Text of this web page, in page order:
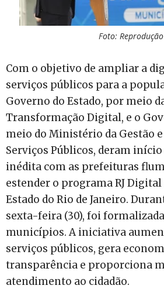
Foto: Reprodução
Com o objetivo de ampliar a
serviços públicos para a
Governo do Estado, por meio
Transformação Digital, e o
meio do Ministério da Gestão
Serviços Públicos, deram
inédita com as prefeituras
estender o programa RJ
Estado do Rio de Janeiro.
sexta-feira (30), foi formalizada
municípios. A iniciativa
serviços públicos, gera
transparência e proporciona
atendimento ao cidadão.